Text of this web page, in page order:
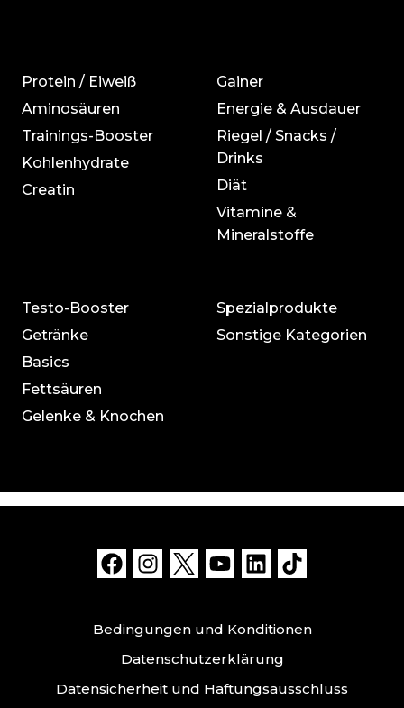
Protein / Eiweiß
Aminosäuren
Trainings-Booster
Kohlenhydrate
Creatin
Gainer
Energie & Ausdauer
Riegel / Snacks /
Drinks
Diät
Vitamine &
Mineralstoffe
Testo-Booster
Getränke
Basics
Fettsäuren
Gelenke & Knochen
Spezialprodukte
Sonstige Kategorien
Bedingungen und Konditionen
Datenschutzerklärung
Datensicherheit und Haftungsausschluss